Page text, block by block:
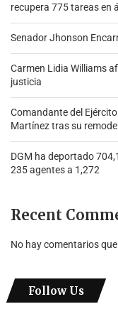
recupera 775 tareas en
Senador Jhonson
Carmen Lidia Williams
justicia
Comandante del
Martínez tras su
DGM ha deportado
235 agentes a 1,272
Recent
No hay comentarios
Follow Us